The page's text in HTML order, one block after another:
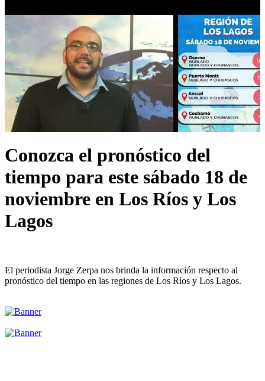
Conozca el pronóstico del
tiempo para este sábado 18 de
noviembre en Los Ríos y Los
Lagos
El periodista Jorge Zerpa nos brinda la información respecto al
pronóstico del tiempo en las regiones de Los Ríos y Los Lagos.